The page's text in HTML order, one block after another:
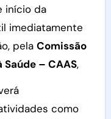
início da
imediatamente
pela Comissão
– CAAS,
como